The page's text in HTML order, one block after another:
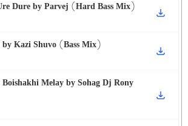
Dure by Parvej (Hard Bass Mix)
Kazi Shuvo (Bass Mix)
Boishakhi Melay by Sohag Dj Rony